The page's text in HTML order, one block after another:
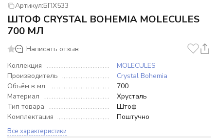
Артикул:БПХ533
ШТОФ CRYSTAL BOHEMIA MOLECULES
700 МЛ
Написать отзыв
Коллекция
MOLECULES
Производитель
Crystal Bohemia
Объём в мл.
700
Материал
Хрусталь
Тип товара
Штоф
Комплектация
Поштучно
Все характеристики